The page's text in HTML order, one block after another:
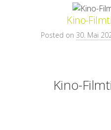
Kino-
Posted on 30. Mai
Kino-